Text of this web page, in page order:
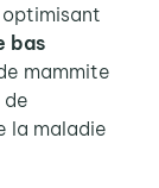
optimisant
bas
mammite
de
la maladie